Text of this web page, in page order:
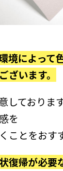
境によって
ざいます。
しておりま
を
ことをおす
復帰が必要